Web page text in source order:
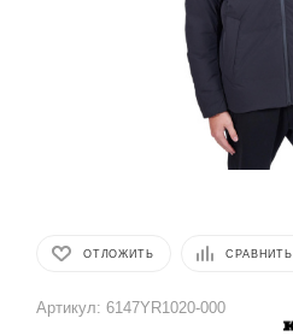
ОТЛОЖИТЬ СРАВНИТЬ
Артикул: 6147YR1020-000